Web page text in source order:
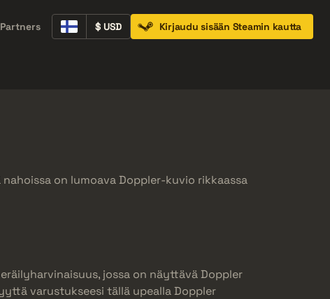
Partners $ USD Kirjaudu sisään Steamin kautta
on lumoava Doppler-kuvio rikkaassa
jossa on näyttävä Doppler
varustukseesi tällä upealla Doppler